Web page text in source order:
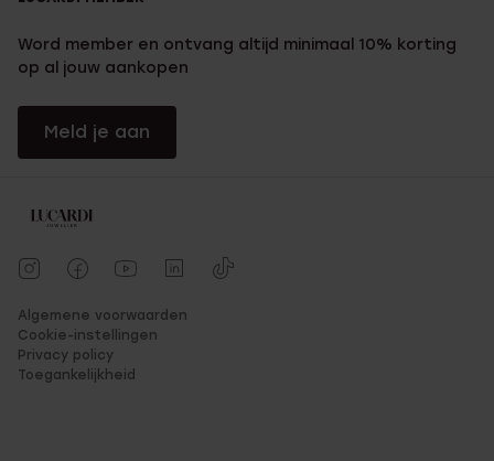
Word member en ontvang altijd minimaal 10% korting
op al jouw aankopen
Meld je aan
Algemene voorwaarden
Cookie-instellingen
Privacy policy
Toegankelijkheid